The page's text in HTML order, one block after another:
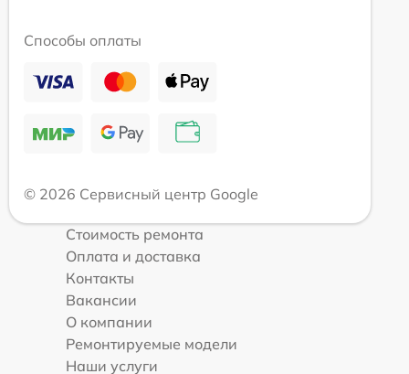
Способы оплаты
© 2026 Сервисный центр Google
Стоимость ремонта
Оплата и доставка
Контакты
Вакансии
О компании
Ремонтируемые модели
Наши услуги